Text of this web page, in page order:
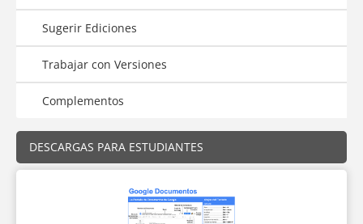
Sugerir Ediciones
Trabajar con Versiones
Complementos
DESCARGAS PARA ESTUDIANTES